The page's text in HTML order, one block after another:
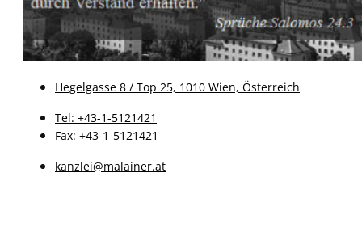
Hegelgasse 8 / Top 25, 1010 Wien, Österreich
Tel: +43-1-5121421
Fax: +43-1-5121421
kanzlei@malainer.at